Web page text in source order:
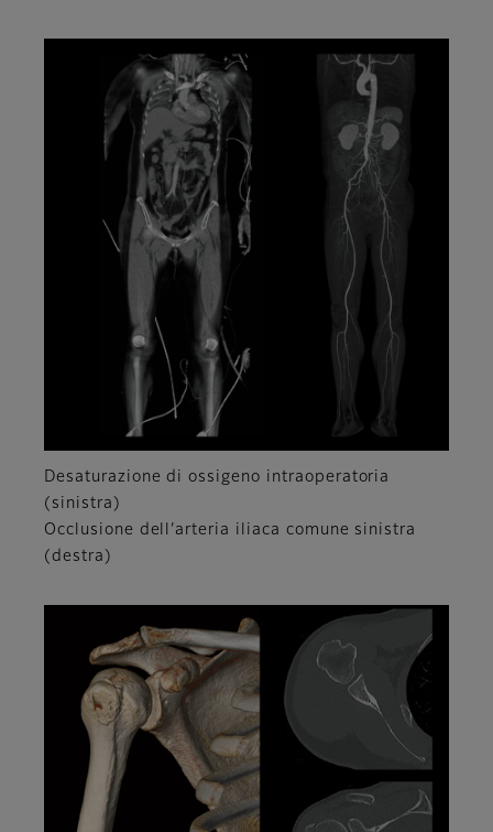
Desaturazione di ossigeno intraoperatoria
(sinistra)
Occlusione dell’arteria iliaca comune sinistra
(destra)